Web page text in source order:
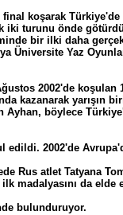
koşarak
iki turunu önde
bir ilki daha
Üniversite Yaz
2002'de
kazanarak yarışın
Ayhan, böylece
2002'de
Rus atlet Tatyana
madalyasını da elde
bulunduruyor.